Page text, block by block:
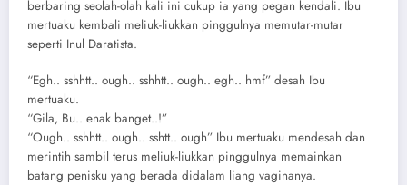
berbaring seolah-olah kali ini cukup ia yang pegan kendali. Ibu
mertuaku kembali meliuk-liukkan pinggulnya memutar-mutar
seperti Inul Daratista.
“Egh.. sshhtt.. ough.. sshhtt.. ough.. egh.. hmf” desah Ibu
mertuaku.
“Gila, Bu.. enak banget..!”
“Ough.. sshhtt.. ough.. sshtt.. ough” Ibu mertuaku mendesah dan
merintih sambil terus meliuk-liukkan pinggulnya memainkan
batang penisku yang berada didalam liang vaginanya.